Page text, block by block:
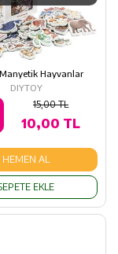
Hayvanlar
DIYTOY
15,00 TL
10,00 TL
HEMEN AL
EKLE